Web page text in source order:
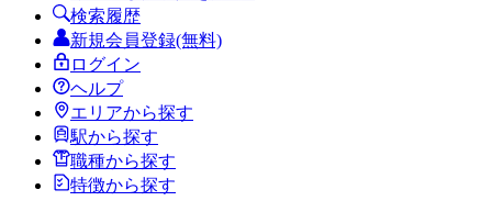
検索履歴
新規会員登録(無料)
ログイン
ヘルプ
エリアから探す
駅から探す
職種から探す
特徴から探す